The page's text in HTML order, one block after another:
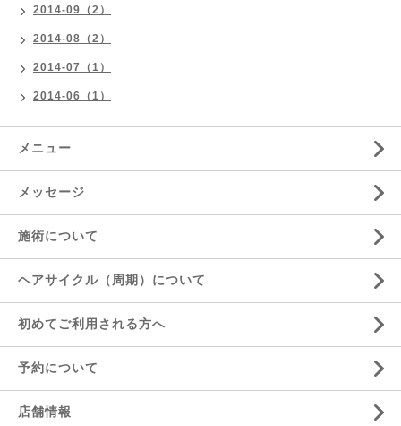
2014-09（2）
2014-08（2）
2014-07（1）
2014-06（1）
メニュー
メッセージ
施術について
ヘアサイクル（周期）について
初めてご利用される方へ
予約について
店舗情報